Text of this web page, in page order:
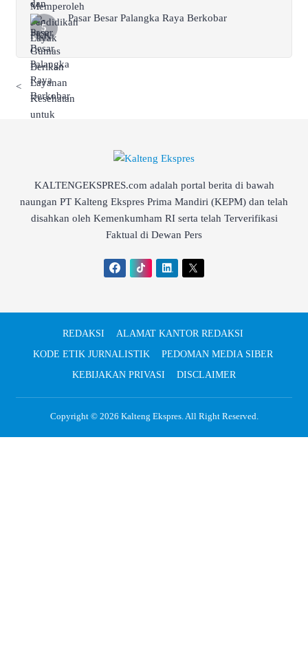
Pasar Besar Palangka Raya Berkobar
<
KALTENGEKSPRES.com adalah portal berita di bawah
naungan PT Kalteng Ekspres Prima Mandiri (KEPM) dan telah
disahkan oleh Kemenkumham RI serta telah Terverifikasi
Faktual di Dewan Pers
REDAKSI
ALAMAT KANTOR REDAKSI
KODE ETIK JURNALISTIK
PEDOMAN MEDIA SIBER
KEBIJAKAN PRIVASI
DISCLAIMER
Copyright © 2026 Kalteng Ekspres. All Right Reserved.